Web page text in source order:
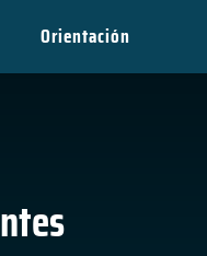
Orientación